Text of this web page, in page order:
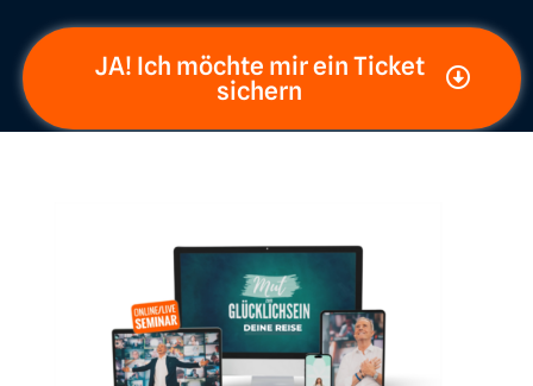
JA! Ich möchte mir ein Ticket
sichern